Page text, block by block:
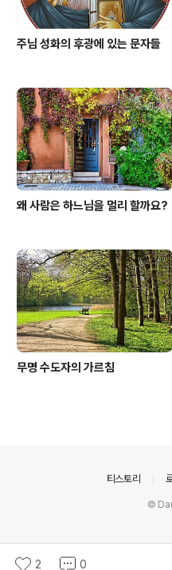
주님 성화의 후광에 있는 문자들
왜 사람은 하느님을 멀리 할까요?
무명 수도자의 가르침
2 0
티스토리
©